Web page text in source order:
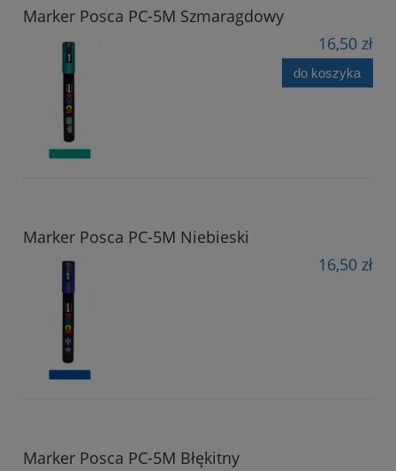
Marker Posca PC-5M Szmaragdowy
16,50 zł
do koszyka
Marker Posca PC-5M Niebieski
16,50 zł
Marker Posca PC-5M Błękitny